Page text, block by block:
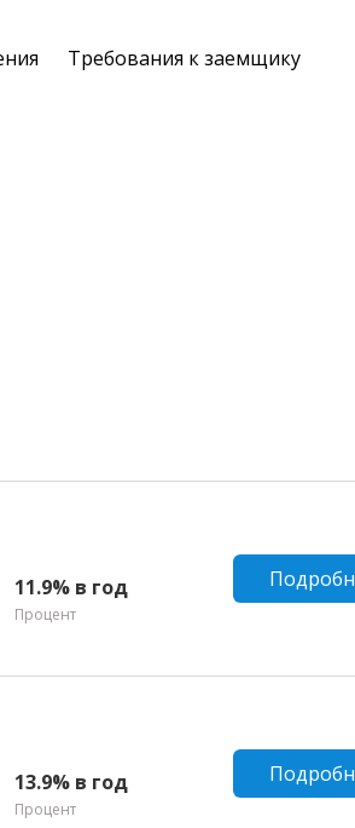
Требования к заемщику
11.9% в год
Процент
13.9% в год
Процент